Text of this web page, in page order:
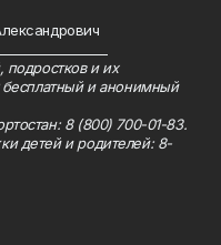
подростков и их
и анонимный
8 (800) 700-01-83.
детей и родителей: 8-